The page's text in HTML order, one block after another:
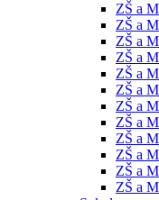
ZŠ a
ZŠ a
ZŠ a
ZŠ a
ZŠ a
ZŠ a
ZŠ a
ZŠ a
ZŠ a
ZŠ a
ZŠ a
ZŠ a